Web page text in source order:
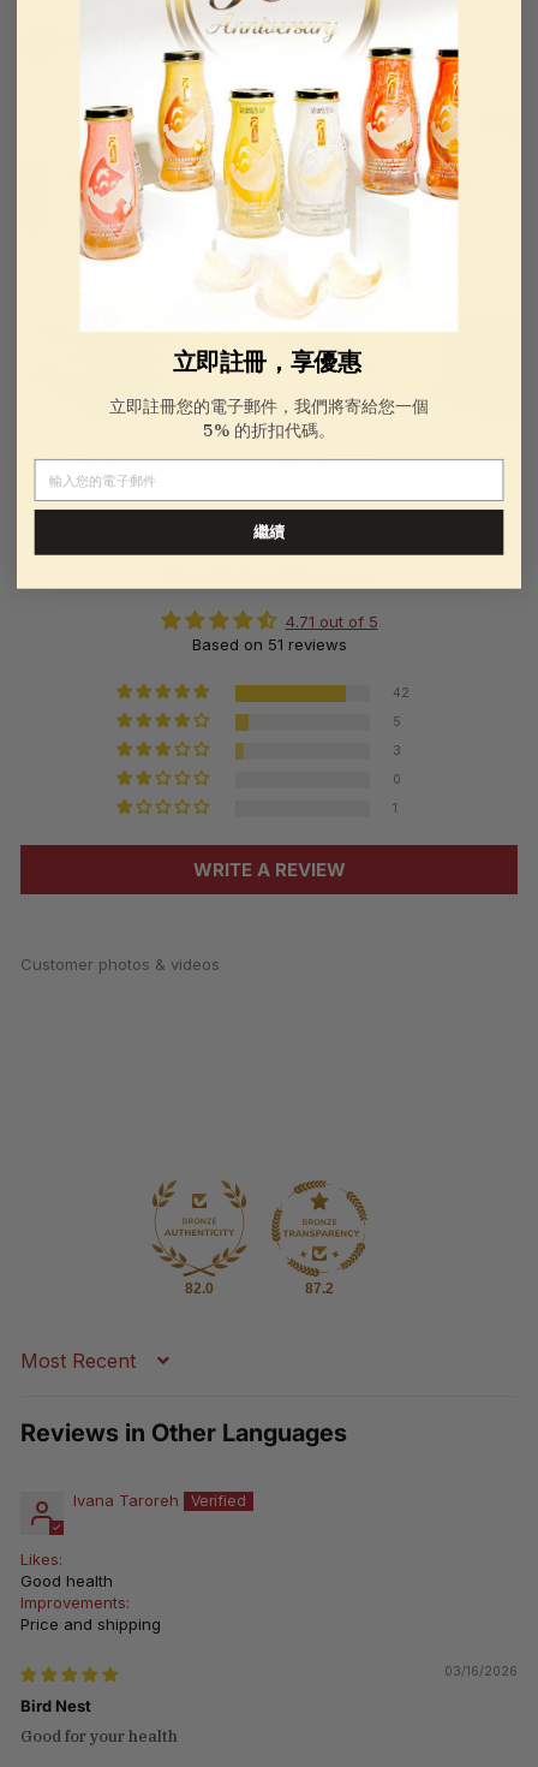
@QT0919
@圖拉拉 @蜜豆豆
4.71 out of 5
Based on 51 reviews
42
5
3
0
1
WRITE A REVIEW
Customer photos & videos
82.0 87.2
Sort by
Reviews in Other Languages
Ivana Taroreh
Likes:
Good health
Improvements:
Price and shipping
03/16/2026
Bird Nest
Good for your health
立即註冊，享優惠
立即註冊您的電子郵件，我們將寄給您一個
5% 的折扣代碼。
繼續